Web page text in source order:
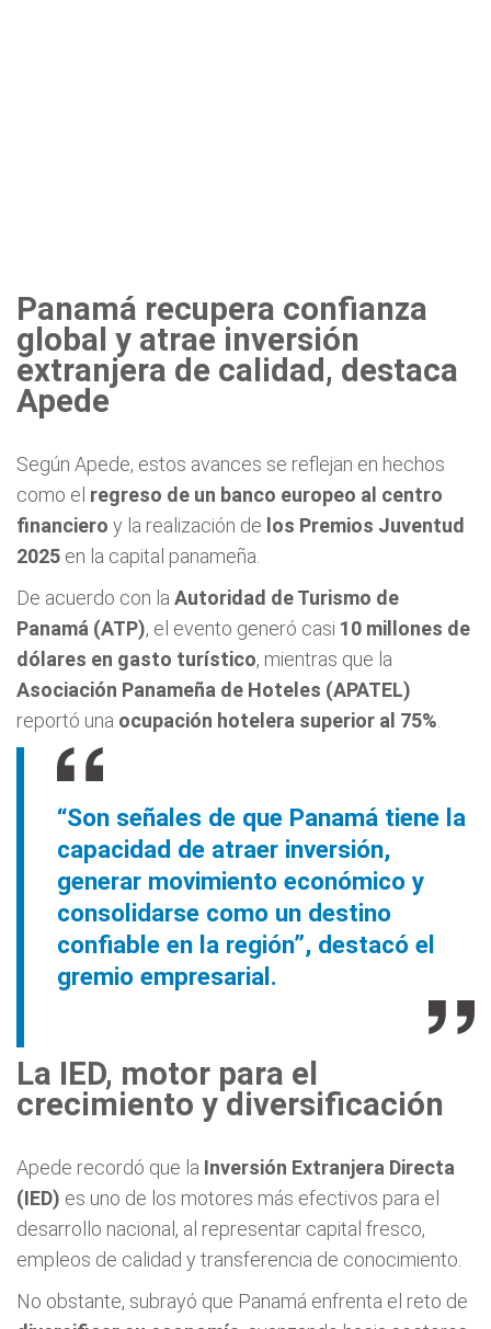
Panamá recupera confianza
global y atrae inversión
extranjera de calidad, destaca
Apede
Según Apede, estos avances se reflejan en hechos
como el regreso de un banco europeo al centro
financiero y la realización de los Premios Juventud
2025 en la capital panameña.
De acuerdo con la Autoridad de Turismo de
Panamá (ATP), el evento generó casi 10 millones de
dólares en gasto turístico, mientras que la
Asociación Panameña de Hoteles (APATEL)
reportó una ocupación hotelera superior al 75%
“Son señales de que Panamá tiene la
capacidad de atraer inversión,
generar movimiento económico y
consolidarse como un destino
confiable en la región”, destacó el
gremio empresarial.
La IED, motor para el
crecimiento y diversificación
Apede recordó que la Inversión Extranjera Directa
(IED) es uno de los motores más efectivos para el
desarrollo nacional, al representar capital fresco,
empleos de calidad y transferencia de conocimiento.
No obstante, subrayó que Panamá enfrenta el reto de